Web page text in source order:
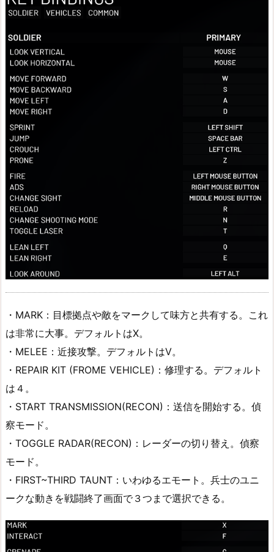
・MARK：目標拠点や敵をマークして味方と共有する。これ
は非常に大事。デフォルトはX。
・MELEE：近接攻撃。デフォルトはV。
・REPAIR KIT (FROME VEHICLE)：修理する。デフォルト
は４。
・START TRANSMISSION(RECON)：送信を開始する。偵
察モード。
・TOGGLE RADAR(RECON)：レーダーの切り替え。偵察
モード。
・FIRST~THIRD TAUNT：いわゆるエモート。兵士のユニ
ークな動きを戦闘終了画面で３つまで選択できる。